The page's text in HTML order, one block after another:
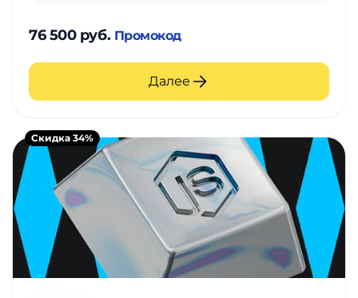
76 500 руб. Промокод
Далее
Скидка 34%